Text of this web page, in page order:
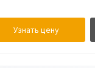
Узнать цену